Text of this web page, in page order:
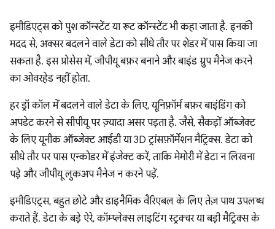
इमीडिएट्स को पुश कॉन्स्टेंट या रूट कॉन्स्टेंट भी कहा जाता है. इनकी
मदद से, अक्सर बदलने वाले डेटा को सीधे तौर पर शेडर में पास किया जा
सकता है. इस प्रोसेस में, जीपीयू बफ़र बनाने और बाइंड ग्रुप मैनेज करने
का ओवरहेड नहीं होता.
हर ड्रॉ कॉल में बदलने वाले डेटा के लिए, यूनिफ़ॉर्म बफ़र बाइंडिंग को
अपडेट करने से सीपीयू पर ज़्यादा असर पड़ता है. जैसे, सैकड़ों ऑब्जेक्ट
के लिए यूनीक ऑब्जेक्ट आईडी या 3D ट्रांसफ़ॉर्मेशन मैट्रिक्स. डेटा को
सीधे तौर पर पास एन्कोडर में इंजेक्ट करें, ताकि मेमोरी में डेटा न लिखना
पड़े और जीपीयू लुकअप मैनेज न करने पड़ें.
इमीडिएट्स, बहुत छोटे और डाइनैमिक वैरिएबल के लिए तेज़ पाथ उपलब्ध
कराते हैं. डेटा के बड़े ऐरे, कॉम्प्लेक्स लाइटिंग स्ट्रक्चर या बड़ी मैट्रिक्स के